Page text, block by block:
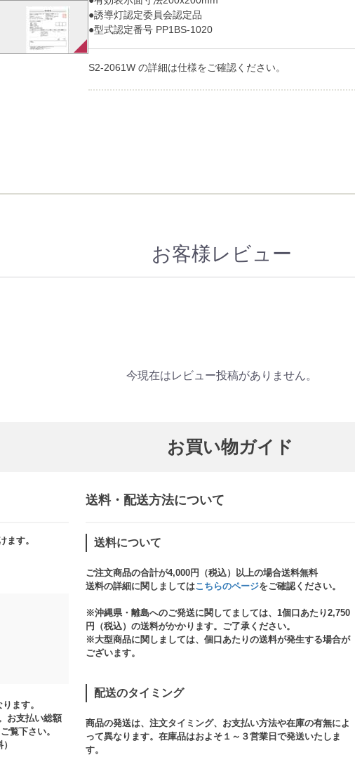
●誘導灯認定委員会認定品
●型式認定番号 PP1BS-1020
S2-2061W の詳細は仕様をご確認ください。
お客様レビュー
今現在はレビュー投稿がありません。
お買い物ガイド
ます。​​
ます。
お支払い総額
覧下さい。​
送料・配送方法について​
送料について
ご注文商品の合計が4,000円（税込）以上の場合送料無料
送料の詳細に関しましてはこちらのページをご確認ください。​
※沖縄県・離島へのご発送に関してましては、1個口あたり2,750
円（税込）の送料がかかります。ご了承ください。
※大型商品に関しましては、個口あたりの送料が発生する場合が
ございます。​
配送のタイミング
商品の発送は、注文タイミング、お支払い方法や在庫の有無によ
って異なります。在庫品はおよそ１～３営業日で発送いたしま
す。​